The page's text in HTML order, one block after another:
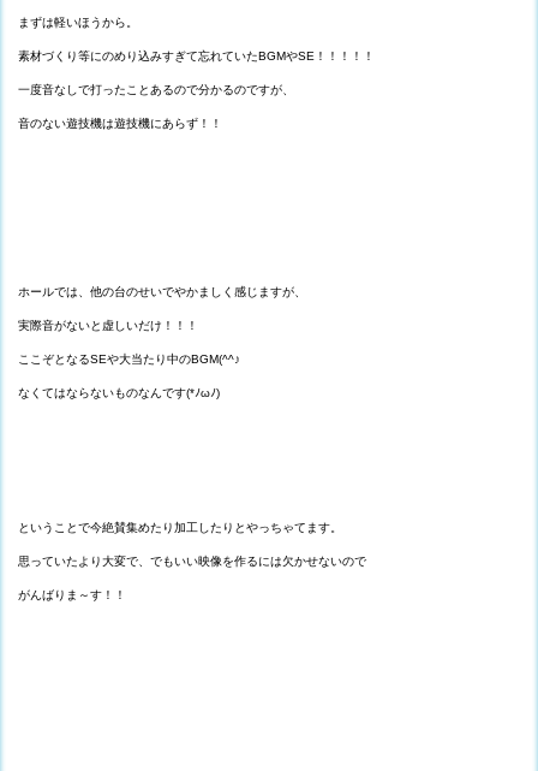
まずは軽いほうから。
素材づくり等にのめり込みすぎて忘れていたBGMやSE！！！！！
一度音なしで打ったことあるので分かるのですが、
音のない遊技機は遊技機にあらず！！
ホールでは、他の台のせいでやかましく感じますが、
実際音がないと虚しいだけ！！！
ここぞとなるSEや大当たり中のBGM(^^♪
なくてはならないものなんです(*ﾉωﾉ)
ということで今絶賛集めたり加工したりとやっちゃてます。
思っていたより大変で、でもいい映像を作るには欠かせないので
がんばりま～す！！